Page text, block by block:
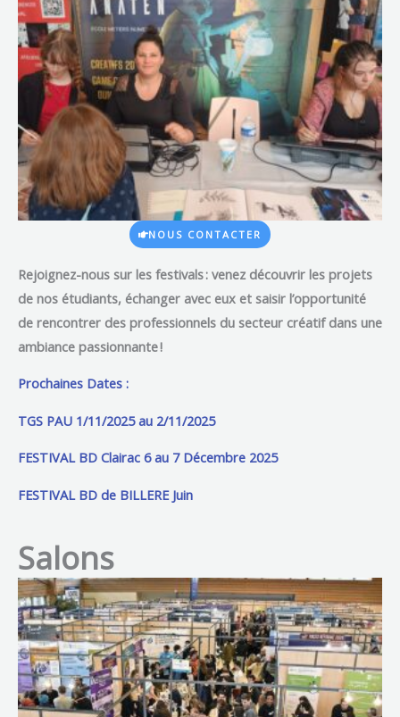
NOUS CONTACTER
Rejoignez-nous sur les festivals: venez découvrir les projets
de nos étudiants, échanger avec eux et saisir l’opportunité
de rencontrer des professionnels du secteur créatif dans une
ambiance passionnante !
Prochaines Dates :
TGS PAU 1/11/2025 au 2/11/2025
FESTIVAL BD Clairac 6 au 7 Décembre 2025
FESTIVAL BD de BILLERE Juin
Salons